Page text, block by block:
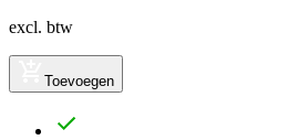
excl. btw
Toevoegen